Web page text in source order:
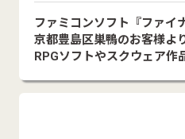
ファミコンソフト『ファイ
京都豊島区巣鴨のお客様よ
RPGソフトやスクウェア作